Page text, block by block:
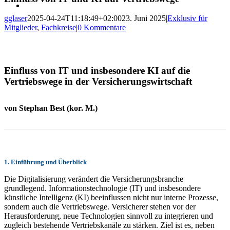
gglaser2025-04-24T11:18:49+02:0023. Juni 2025|Exklusiv für
Mitglieder, Fachkreise|0 Kommentare
Einfluss von IT und insbesondere KI auf die
Vertriebswege in der Versicherungswirtschaft
von Stephan Best (kor. M.)
1. Einführung und Überblick
Die Digitalisierung verändert die Versicherungsbranche
grundlegend. Informationstechnologie (IT) und insbesondere
künstliche Intelligenz (KI) beeinflussen nicht nur interne Prozesse,
sondern auch die Vertriebswege. Versicherer stehen vor der
Herausforderung, neue Technologien sinnvoll zu integrieren und
zugleich bestehende Vertriebskanäle zu stärken. Ziel ist es, neben